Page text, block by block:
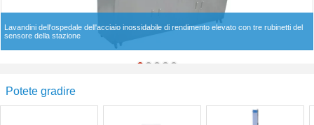
Lavandini dell'ospedale dell'acciaio inossidabile di rendimento elevato con tre rubinetti del
sensore della stazione
Potete gradire